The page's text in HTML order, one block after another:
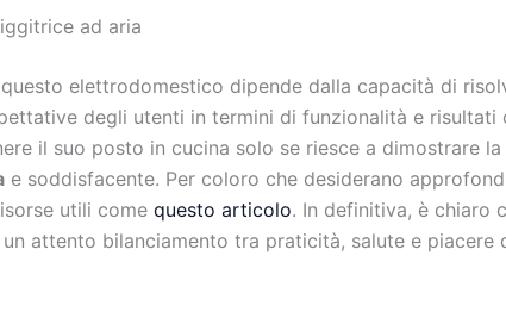
ad aria
elettrodomestico dipende dalla capacità di
degli utenti in termini di funzionalità e risultati
il suo posto in cucina solo se riesce a dimostrare
e soddisfacente. Per coloro che desiderano
utili come questo articolo. In definitiva, è chiaro
attento bilanciamento tra praticità, salute e piacere